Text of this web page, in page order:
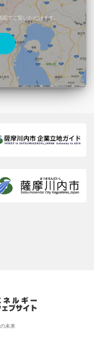
でご覧いただけます。
未来